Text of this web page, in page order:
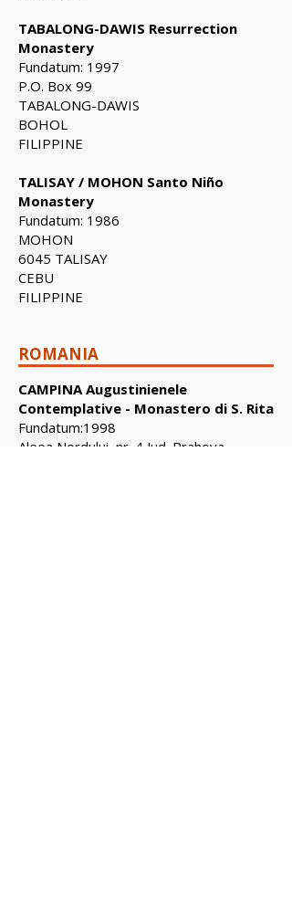
TABALONG-DAWIS Resurrection
Monastery
Fundatum: 1997
P.O. Box 99
TABALONG-DAWIS
BOHOL
FILIPPINE
TALISAY / MOHON Santo Niño
Monastery
Fundatum: 1986
MOHON
6045 TALISAY
CEBU
FILIPPINE
ROMANIA
CAMPINA Augustinienele
Contemplative - Monastero di S. Rita
Fundatum:1998
Aleea Nordului, nr. 4 Jud. Prahova